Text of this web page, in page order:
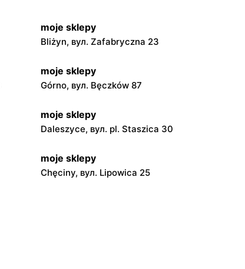
moje sklepy
Bliżyn, вул. Zafabryczna 23
moje sklepy
Górno, вул. Bęczków 87
moje sklepy
Daleszyce, вул. pl. Staszica 30
moje sklepy
Chęciny, вул. Lipowica 25